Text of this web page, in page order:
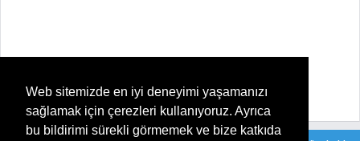
Web sitemizde en iyi deneyimi yaşamanızı
sağlamak için çerezleri kullanıyoruz. Ayrıca
bu bildirimi sürekli görmemek ve bize katkıda